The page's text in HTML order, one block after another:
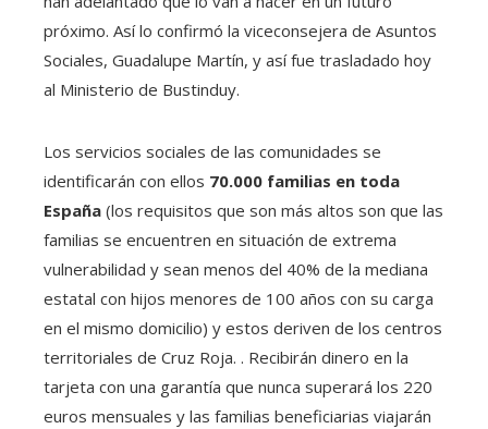
próximo. Así lo confirmó la viceconsejera de Asuntos
Sociales, Guadalupe Martín, y así fue trasladado hoy
al Ministerio de Bustinduy.
Los servicios sociales de las comunidades se
identificarán con ellos 70.000 familias en toda
España (los requisitos que son más altos son que las
familias se encuentren en situación de extrema
vulnerabilidad y sean menos del 40% de la mediana
estatal con hijos menores de 100 años con su carga
en el mismo domicilio) y estos deriven de los centros
territoriales de Cruz Roja. . Recibirán dinero en la
tarjeta con una garantía que nunca superará los 220
euros mensuales y las familias beneficiarias viajarán